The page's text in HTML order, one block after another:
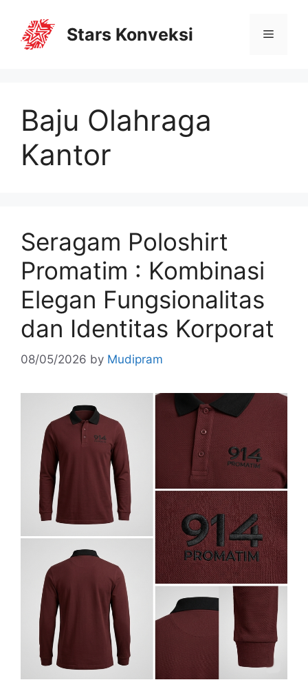
Stars Konveksi
Baju Olahraga
Kantor
Seragam Poloshirt
Promatim : Kombinasi
Elegan Fungsionalitas
dan Identitas Korporat
08/05/2026 by Mudipram